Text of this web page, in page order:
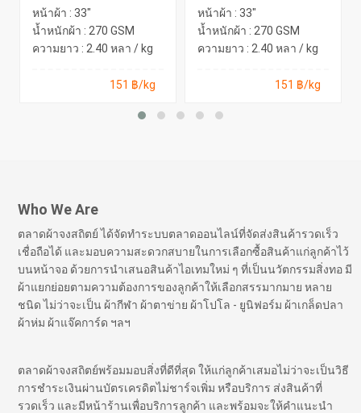
หน้าผ้า : 33"
น้ำหนักผ้า : 270 GSM
ความยาว : 2.40 หลา / kg
151 ฿/kg
หน้าผ้า : 33"
น้ำหนักผ้า : 270 GSM
ความยาว : 2.40 หลา / kg
151 ฿/kg
Who We Are
ตลาดผ้าจงสถิตย์ ได้จัดทำระบบตลาดออนไลน์ที่จัดส่งสินค้ารวดเร็ว
เชื่อถือได้ และมอบความสะดวกสบายในการเลือกซื้อสินค้าแก่ลูกค้าไว้
บนหน้าจอ ด้วยการนำเสนอสินค้าไอเทมใหม่ ๆ ที่เป็นนวัตกรรมสิ่งทอ มี
ผ้าแยกย่อยตามความต้องการของลูกค้าให้เลือกสรรมากมาย หลาย
ชนิด ไม่ว่าจะเป็น ผ้ากีฬา ผ้าตาข่าย ผ้าโปโล - ยูนิฟอร์ม ผ้าเกล็ดปลา
ผ้าห่ม ผ้าแจ๊คการ์ด ฯลฯ
ตลาดผ้าจงสถิตย์พร้อมมอบสิ่งที่ดีที่สุด ให้แก่ลูกค้าเสมอไม่ว่าจะเป็นวิธี
การชำระเงินผ่านบัตรเครดิตไม่ชาร์จเพิ่ม หรือบริการ ส่งสินค้าที่
รวดเร็ว และมีหน้าร้านเพื่อบริการลูกค้า และพร้อมจะให้คำแนะนำ